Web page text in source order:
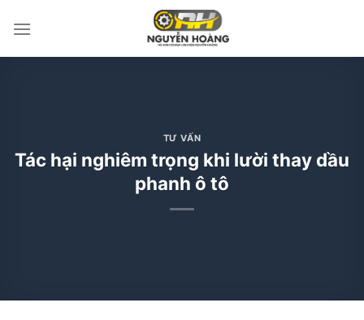
qua
TƯ VẤN
Tác hại nghiêm trọng khi lười thay dầu
phanh ô tô